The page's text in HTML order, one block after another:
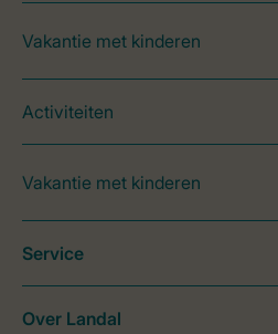
Vakantie met kinderen
Activiteiten
Vakantie met kinderen
Service
Over Landal